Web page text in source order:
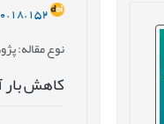
نوع مقاله:
کاهش بار